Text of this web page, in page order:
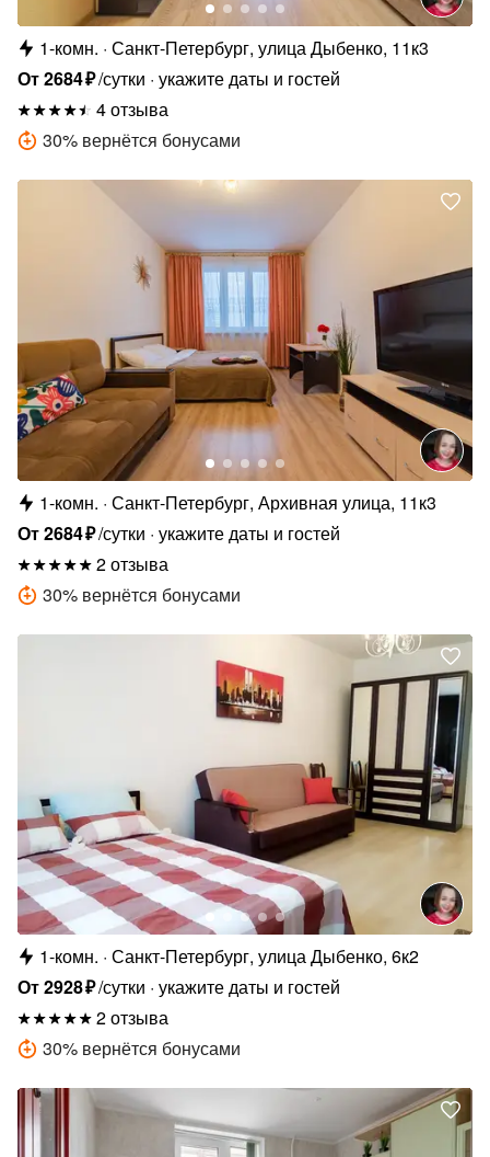
1-комн. Санкт-Петербург, улица Дыбенко, 11к3
От2684₽/сутки укажите даты и гостей
4 отзыва
30% вернётся бонусами
1-комн. Санкт-Петербург, Архивная улица, 11к3
От2684₽/сутки укажите даты и гостей
2 отзыва
30% вернётся бонусами
1-комн. Санкт-Петербург, улица Дыбенко, 6к2
От2928₽/сутки укажите даты и гостей
2 отзыва
30% вернётся бонусами